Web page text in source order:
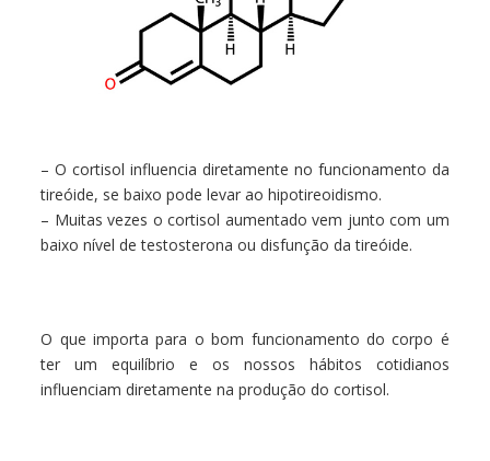
– O cortisol influencia diretamente no funcionamento da
tireóide, se baixo pode levar ao hipotireoidismo.
– Muitas vezes o cortisol aumentado vem junto com um
baixo nível de testosterona ou disfunção da tireóide.
O que importa para o bom funcionamento do corpo é
ter um equilíbrio e os nossos hábitos cotidianos
influenciam diretamente na produção do cortisol.